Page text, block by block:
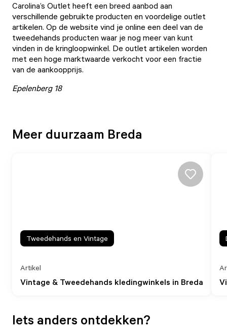
Carolina’s Outlet heeft een breed aanbod aan
verschillende gebruikte producten en voordelige outlet
artikelen. Op de website vind je online een deel van de
tweedehands producten waar je nog meer van kunt
vinden in de kringloopwinkel. De outlet artikelen worden
met een hoge marktwaarde verkocht voor een fractie
van de aankoopprijs.
Epelenberg 18
Meer duurzaam Breda
Vintage & Tweedehands kledingwinkels in Breda
Artikel
Tweedehands en Vintage
Iets anders ontdekken?